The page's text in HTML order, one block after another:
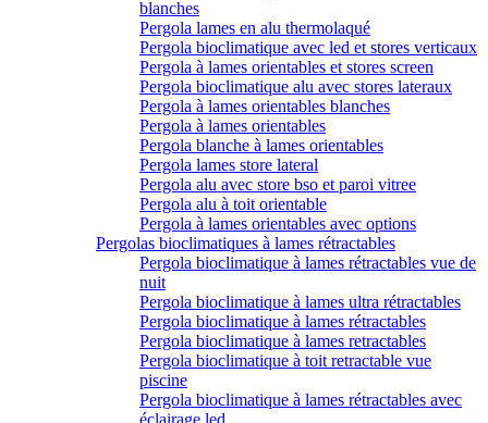
blanches
Pergola lames en alu thermolaqué
Pergola bioclimatique avec led et stores verticaux
Pergola à lames orientables et stores screen
Pergola bioclimatique alu avec stores lateraux
Pergola à lames orientables blanches
Pergola à lames orientables
Pergola blanche à lames orientables
Pergola lames store lateral
Pergola alu avec store bso et paroi vitree
Pergola alu à toit orientable
Pergola à lames orientables avec options
Pergolas bioclimatiques à lames rétractables
Pergola bioclimatique à lames rétractables vue de
nuit
Pergola bioclimatique à lames ultra rétractables
Pergola bioclimatique à lames rétractables
Pergola bioclimatique à lames retractables
Pergola bioclimatique à toit retractable vue
piscine
Pergola bioclimatique à lames rétractables avec
éclairage led